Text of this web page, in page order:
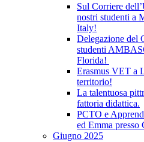
Sul Corriere
nostri studenti a
Italy!
Delegazione
studenti
Florida!
Erasmus VET a
territorio!
La talentuosa
fattoria didattica.
PCTO e
ed Emma
Giugno 2025